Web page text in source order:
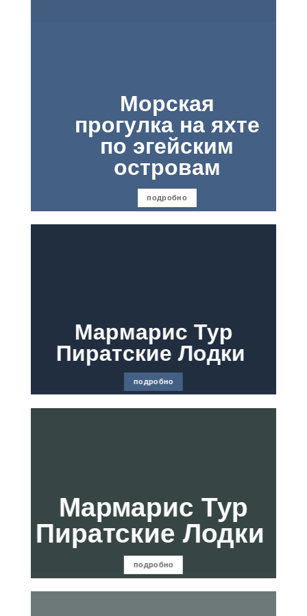
Морская
прогулка на яхте
по эгейским
островам
подробно
Мармарис Тур
Пиратские Лодки
подробно
Мармарис Тур
Пиратские Лодки
подробно